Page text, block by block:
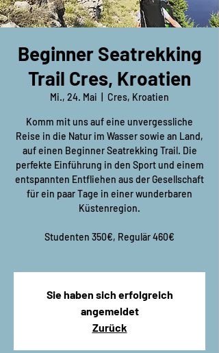
Beginner Seatrekking
Trail Cres, Kroatien
Mi., 24. Mai Cres, Kroatien
Komm mit uns auf eine unvergessliche
Reise in die Natur im Wasser sowie an Land,
auf einen Beginner Seatrekking Trail. Die
perfekte Einführung in den Sport und einem
entspannten Entfliehen aus der Gesellschaft
für ein paar Tage in einer wunderbaren
Küstenregion.
Studenten 350€, Regulär 460€
Sie haben sich erfolgreich
angemeldet
Zurück